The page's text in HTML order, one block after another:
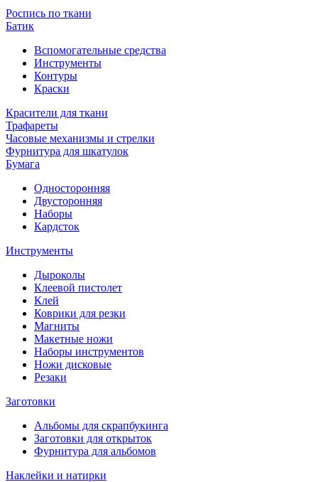
Роспись по ткани
Батик
Вспомогательные средства
Инструменты
Контуры
Краски
Красители для ткани
Трафареты
Часовые механизмы и стрелки
Фурнитура для шкатулок
Бумага
Односторонняя
Двусторонняя
Наборы
Кардсток
Инструменты
Дыроколы
Клеевой пистолет
Клей
Коврики для резки
Магниты
Макетные ножи
Наборы инструментов
Ножи дисковые
Резаки
Заготовки
Альбомы для скрапбукинга
Заготовки для открыток
Фурнитура для альбомов
Наклейки и натирки